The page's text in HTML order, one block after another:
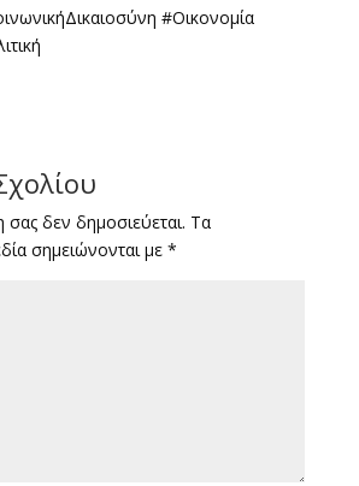
#Οικονομία
δεν δημοσιεύεται. Τα
σημειώνονται με *